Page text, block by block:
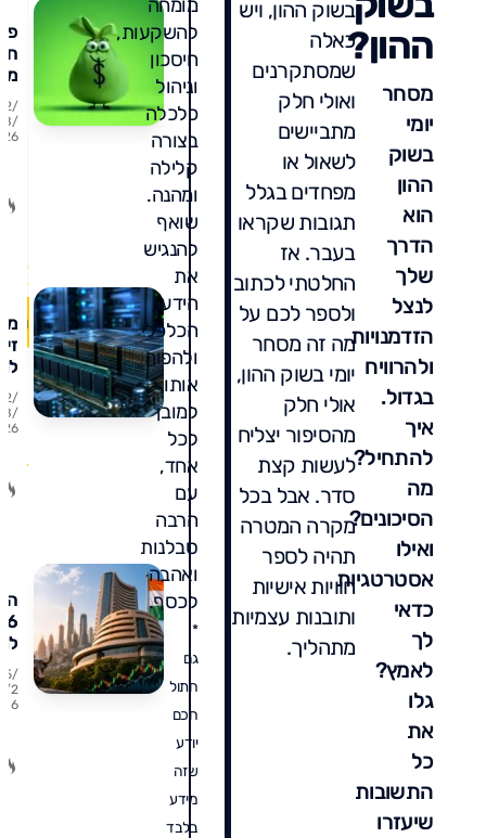
ההון?
מסחר
יומי
בשוק
ההון
הוא
הדרך
שלך
לנצל
הזדמנויות
ולהרוויח
בגדול.
איך
להתחיל?
מה
הסיכונים?
ואילו
אסטרטגיות
כדאי
לך
לאמץ?
גלו
את
כל
התשובות
שיעזרו
בשוק ההון, ויש
כאלה
שמסתקרנים
ואולי חלק
מתביישים
לשאול או
מפחדים בגלל
תגובות שקראו
בעבר. אז
החלטתי לכתוב
ולספר לכם על
מה זה מסחר
יומי בשוק ההון,
אולי חלק
מהסיפור יצליח
לעשות קצת
סדר. אבל בכל
מקרה המטרה
תהיה לספר
חוויות אישיות
ותובנות עצמיות
מתהליך.
מומחה
להשקעות,
חיסכון
וניהול
כלכלה
בצורה
קלילה
ומהנה.
שואף
להנגיש
את
הידע
הכלכלי
ולהפוך
אותו
למובן
לכל
אחד,
עם
הרבה
סבלנות
ואהבה
לכסף.
*
גם
חתול
חכם
יודע
שזה
מידע
בלבד
-
26
26
2
6
17